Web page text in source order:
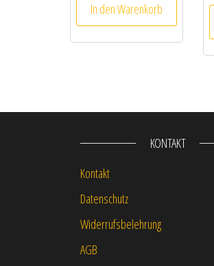
In den Warenkorb
KONTAKT
Kontakt
Datenschutz
Widerrufsbelehrung
AGB